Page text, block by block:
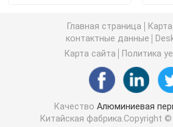
Алюминиевая беседка
Алюминиевая шпалера
Алюминиевая сень тента
Главная страница
контактные данные
Карта сайта
Политика
КачествоАлюминиевая
Китайская фабрика.Copyright